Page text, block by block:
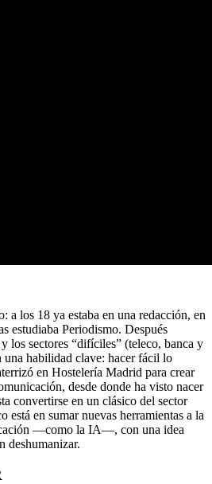
a los 18 ya estaba en una redacción, en
estudiaba Periodismo. Después
los sectores “difíciles” (teleco, banca y
una habilidad clave: hacer fácil lo
en Hostelería Madrid para crear
desde donde ha visto nacer
convertirse en un clásico del sector
está en sumar nuevas herramientas a la
—como la IA—, con una idea
deshumanizar.